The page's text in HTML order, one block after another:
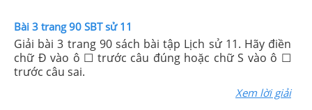
Bài 3 trang 90 SBT sử 11
Giải bài 3 trang 90 sách bài tập Lịch sử 11. Hãy điền
chữ Đ vào ô ☐ trước câu đúng hoặc chữ S vào ô ☐
trước câu sai.
Xem lời giải